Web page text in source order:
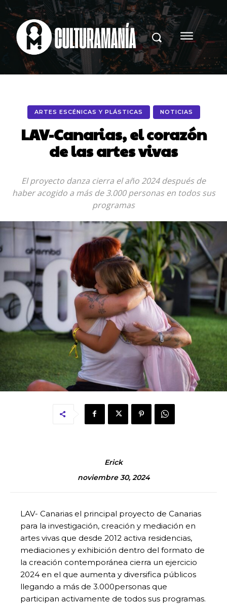
ARTES ESCÉNICAS Y PLÁSTICAS NOTICIAS
LAV-Canarias, el corazón
de las artes vivas
El proyecto danza cierra el año 2024 después de
haber acogido a más de 3.000 personas en todos sus
programas
Erick
noviembre 30, 2024
LAV- Canarias el principal proyecto de Canarias
para la investigación, creación y mediación en
artes vivas que desde 2012 activa residencias,
mediaciones y exhibición dentro del formato de
la creación contemporánea cierra un ejercicio
2024 en el que aumenta y diversifica públicos
llegando a más de 3.000personas que
participan activamente de todos sus programas.